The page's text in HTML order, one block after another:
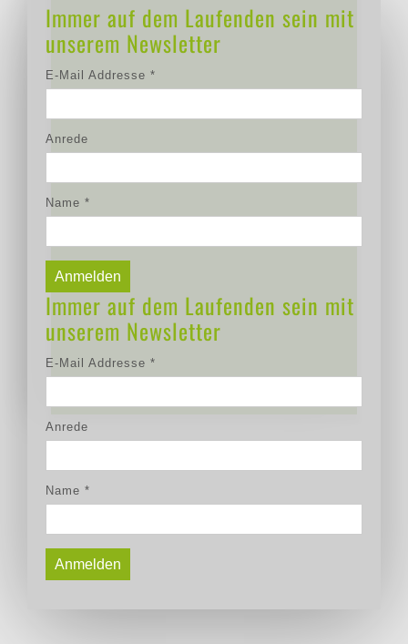
Immer auf dem Laufenden sein mit
unserem Newsletter
E-Mail Addresse *
Anrede
Name *
Immer auf dem Laufenden sein mit
unserem Newsletter
E-Mail Addresse *
Anrede
Name *